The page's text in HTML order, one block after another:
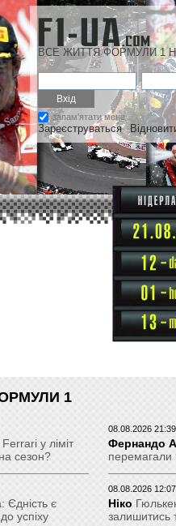
ВСЕ ЖИТТЯ ФОРМУЛИ 1
запам'ятати мене
Зареєструваться
1
у ліміт
сезон?
08.08.2026 21:39
Фернандо
перемагали
Єдність є
успіху
08.08.2026 12:07
Ніко
залишитись